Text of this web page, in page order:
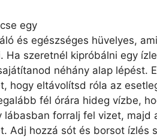
egy
és egészséges hüvelyes,
Ha szeretnél kipróbálni egy
néhány alap lépést.
hogy eltávolítsd róla az
fél órára hideg vízbe,
lábasban forralj fel vizet,
Adj hozzá sót és borsot ízlés